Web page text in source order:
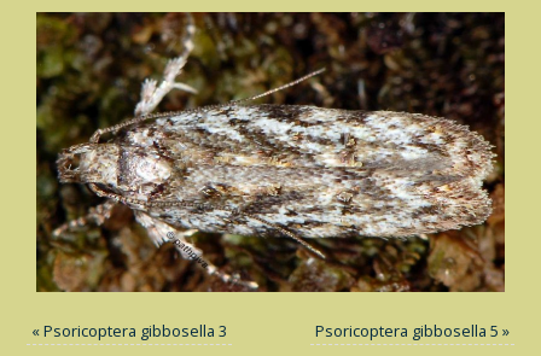
«Psoricoptera gibbosella 3 Psoricoptera gibbosella 5 »